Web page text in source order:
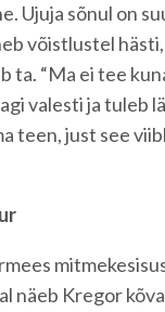
Ujuja sõnul on
võistlustel
ta. “Ma ei tee
valesti ja tuleb
teen, just see
näeb Kregor